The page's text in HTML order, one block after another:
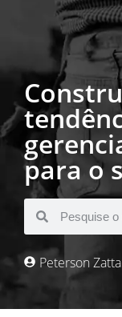
para o
Peterson